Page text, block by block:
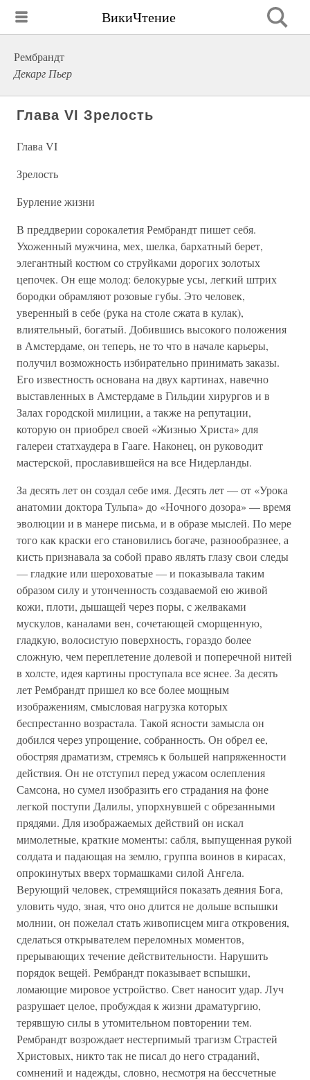
ВикиЧтение
Рембрандт
Декарг Пьер
Глава VI Зрелость
Глава VI
Зрелость
Бурление жизни
В преддверии сорокалетия Рембрандт пишет себя.
Ухоженный мужчина, мех, шелка, бархатный берет,
элегантный костюм со струйками дорогих золотых
цепочек. Он еще молод: белокурые усы, легкий штрих
бородки обрамляют розовые губы. Это человек,
уверенный в себе (рука на столе сжата в кулак),
влиятельный, богатый. Добившись высокого положения
в Амстердаме, он теперь, не то что в начале карьеры,
получил возможность избирательно принимать заказы.
Его известность основана на двух картинах, навечно
выставленных в Амстердаме в Гильдии хирургов и в
Залах городской милиции, а также на репутации,
которую он приобрел своей «Жизнью Христа» для
галереи статхаудера в Гааге. Наконец, он руководит
мастерской, прославившейся на все Нидерланды.
За десять лет он создал себе имя. Десять лет — от «Урока
анатомии доктора Тульпа» до «Ночного дозора» — время
эволюции и в манере письма, и в образе мыслей. По мере
того как краски его становились богаче, разнообразнее, а
кисть признавала за собой право являть глазу свои следы
— гладкие или шероховатые — и показывала таким
образом силу и утонченность создаваемой ею живой
кожи, плоти, дышащей через поры, с желваками
мускулов, каналами вен, сочетающей сморщенную,
гладкую, волосистую поверхность, гораздо более
сложную, чем переплетение долевой и поперечной нитей
в холсте, идея картины проступала все яснее. За десять
лет Рембрандт пришел ко все более мощным
изображениям, смысловая нагрузка которых
беспрестанно возрастала. Такой ясности замысла он
добился через упрощение, собранность. Он обрел ее,
обостряя драматизм, стремясь к большей напряженности
действия. Он не отступил перед ужасом ослепления
Самсона, но сумел изобразить его страдания на фоне
легкой поступи Далилы, упорхнувшей с обрезанными
прядями. Для изображаемых действий он искал
мимолетные, краткие моменты: сабля, выпущенная рукой
солдата и падающая на землю, группа воинов в кирасах,
опрокинутых вверх тормашками силой Ангела.
Верующий человек, стремящийся показать деяния Бога,
уловить чудо, зная, что оно длится не дольше вспышки
молнии, он пожелал стать живописцем мига откровения,
сделаться открывателем переломных моментов,
прерывающих течение действительности. Нарушить
порядок вещей. Рембрандт показывает вспышки,
ломающие мировое устройство. Свет наносит удар. Луч
разрушает целое, пробуждая к жизни драматургию,
терявшую силы в утомительном повторении тем.
Рембрандт возрождает нестерпимый трагизм Страстей
Христовых, никто так не писал до него страданий,
сомнений и надежды, словно, несмотря на бессчетные